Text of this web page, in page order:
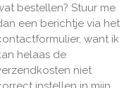
bestellen? Stuur me
een berichtje via het
want ik
helaas de
niet